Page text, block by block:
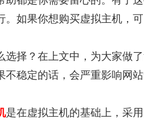
如果你想购买虚拟主机，可
选择？在上文中，为大家做
不稳定的话，会严重影响网
是在虚拟主机的基础上，采